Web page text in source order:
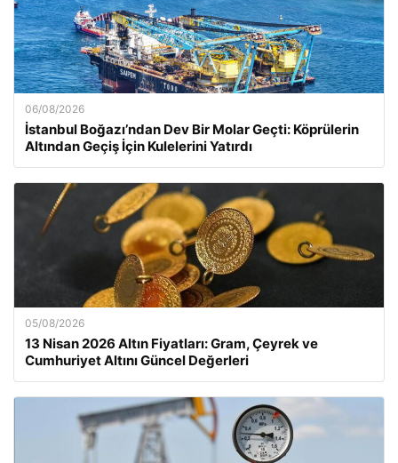
06/08/2026
İstanbul Boğazı’ndan Dev Bir Molar Geçti: Köprülerin
Altından Geçiş İçin Kulelerini Yatırdı
05/08/2026
13 Nisan 2026 Altın Fiyatları: Gram, Çeyrek ve
Cumhuriyet Altını Güncel Değerleri